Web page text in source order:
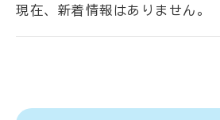
現在、新着情報はありません。